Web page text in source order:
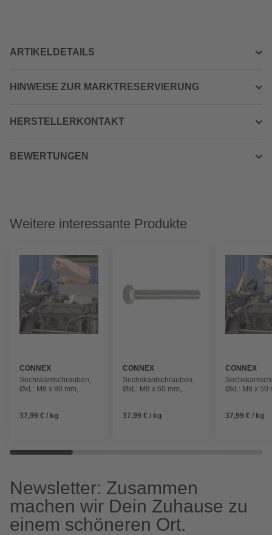
ARTIKELDETAILS
HINWEISE ZUR MARKTRESERVIERUNG
HERSTELLERKONTAKT
BEWERTUNGEN
Weitere interessante Produkte
CONNEX
Sechskantschrauben,
ØxL: M8 x 80 mm,
37,99 € / kg
CONNEX
Sechskantschrauben,
ØxL: M8 x 60 mm,
37,99 € / kg
CONNEX
ØxL: M8 x 50
37,99 € / kg
Newsletter: Zusammen
machen wir Dein Zuhause zu
einem schöneren Ort.